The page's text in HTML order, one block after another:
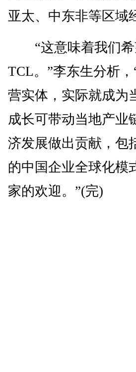
亚太、中东非等区域
“这意味着我们希
TCL。”李东生分析
营实体，实际就成为
成长可带动当地产业
济发展做出贡献，包
的中国企业全球化模
家的欢迎。”(完)